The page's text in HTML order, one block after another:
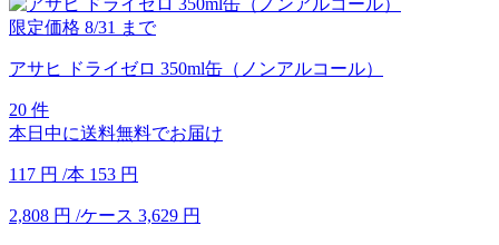
限定価格 8/31 まで
アサヒ ドライゼロ 350ml缶（ノンアルコール）
20 件
本日中に送料無料でお届け
117 円 /本 153 円
2,808 円 /ケース 3,629 円